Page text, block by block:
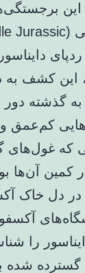
این
این کشف به
به گذشته
غول‌های
آن‌ها
دل خاک
پای
شده